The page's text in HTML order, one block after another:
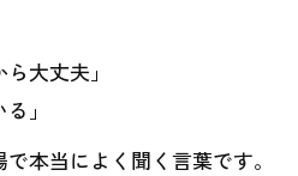
大丈夫」
」
本当によく聞く言葉です。